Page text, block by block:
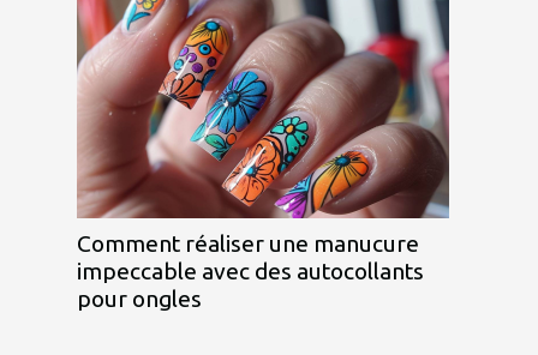
Comment réaliser une manucure
impeccable avec des autocollants
pour ongles